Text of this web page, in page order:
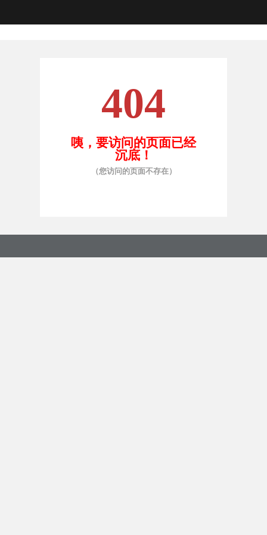
404
咦，要访问的页面已经
沉底！
（您访问的页面不存在）